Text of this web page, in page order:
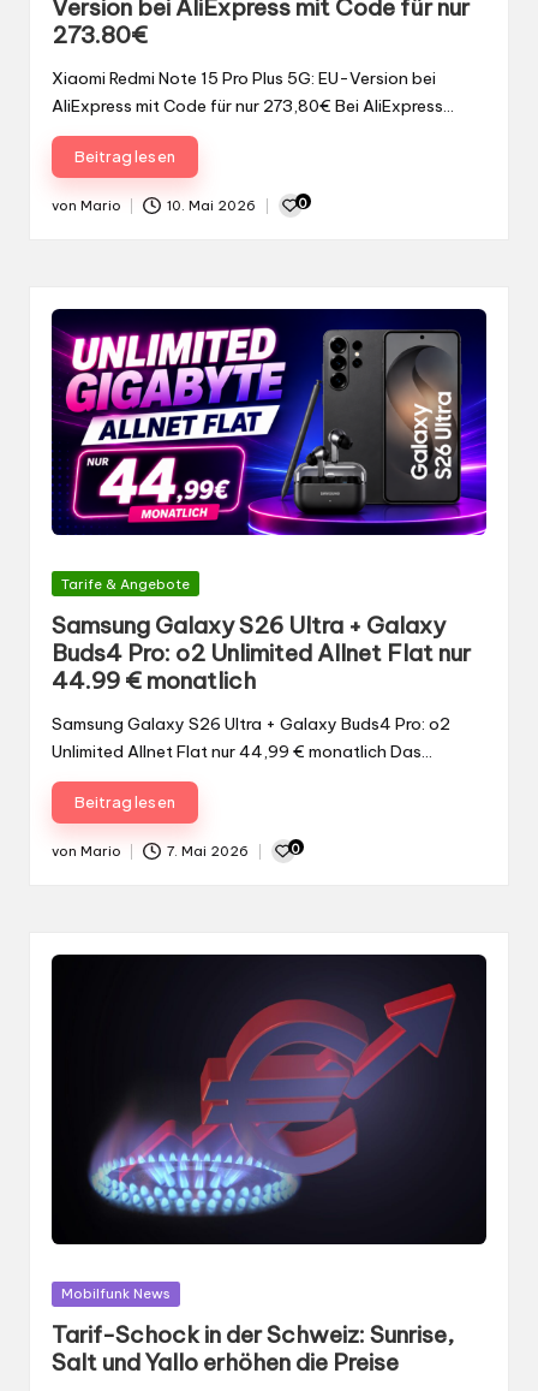
Version bei AliExpress mit Code für nur
273.80€
Xiaomi Redmi Note 15 Pro Plus 5G: EU-Version bei
AliExpress mit Code für nur 273,80€ Bei AliExpress…
Beitrag lesen
von Mario 10. Mai 2026 0
Gepostet
Tarife & Angebote
Samsung Galaxy S26 Ultra + Galaxy
Buds4 Pro: o2 Unlimited Allnet Flat nur
44.99 € monatlich
Samsung Galaxy S26 Ultra + Galaxy Buds4 Pro: o2
Unlimited Allnet Flat nur 44,99 € monatlich Das…
Beitrag lesen
von Mario 7. Mai 2026 0
Gepostet
Mobilfunk News
Tarif-Schock in der Schweiz: Sunrise,
Salt und Yallo erhöhen die Preise